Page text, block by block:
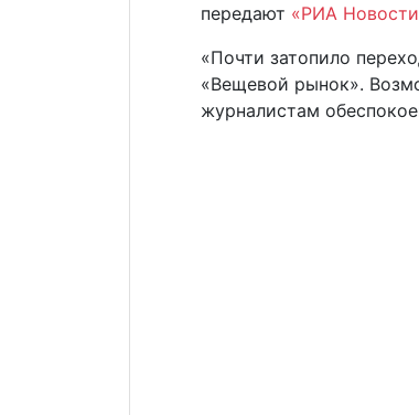
передают «РИА
«Почти затопило
«Вещевой рынок».
журналистам